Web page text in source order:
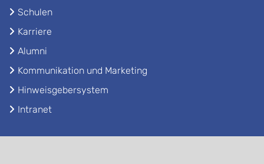
Schulen
Karriere
Alumni
Kommunikation und Marketing
Hinweisgebersystem
Intranet